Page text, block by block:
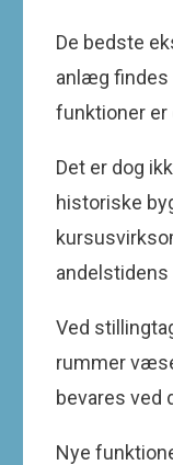
De bedste
anlæg findes
funktioner
Det er dog
historiske
andelstidens
Ved
rummer
bevares ved
Nye